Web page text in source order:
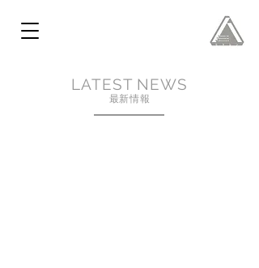
LATEST NEWS
​最新情報